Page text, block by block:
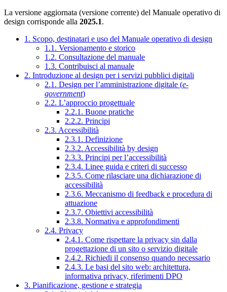
La versione aggiornata (versione corrente) del Manuale operativo di
design corrisponde alla 2025.1.
1. Scopo, destinatari e uso del Manuale operativo di design
1.1. Versionamento e storico
1.2. Consultazione del manuale
1.3. Contribuisci al manuale
2. Introduzione al design per i servizi pubblici digitali
2.1. Design per l’amministrazione digitale (e-
government)
2.2. L’approccio progettuale
2.2.1. Buone pratiche
2.2.2. Principi
2.3. Accessibilità
2.3.1. Definizione
2.3.2. Accessibilità by design
2.3.3. Principi per l’accessibilità
2.3.4. Linee guida e criteri di successo
2.3.5. Come rilasciare una dichiarazione di
accessibilità
2.3.6. Meccanismo di feedback e procedura di
attuazione
2.3.7. Obiettivi accessibilità
2.3.8. Normativa e approfondimenti
2.4. Privacy
2.4.1. Come rispettare la privacy sin dalla
progettazione di un sito o servizio digitale
2.4.2. Richiedi il consenso quando necessario
2.4.3. Le basi del sito web: architettura,
informativa privacy, riferimenti DPO
3. Pianificazione, gestione e strategia